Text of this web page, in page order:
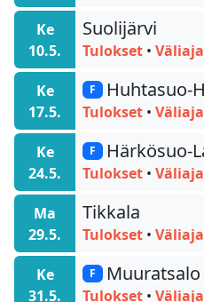
Ke
10.5.
Suolijärvi
Tulokset •
Ke
17.5.
F Huhtasuo-
Tulokset •
Ke
24.5.
F Härkösuo-
Tulokset •
Ma
29.5.
Tikkala
Tulokset •
Ke
31.5.
F Muuratsalo
Tulokset •